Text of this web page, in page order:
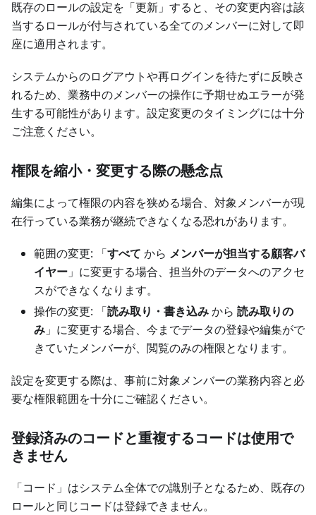
既存のロールの設定を「更新」すると、その変更内容は該
当するロールが付与されている全てのメンバーに対して即
座に適用されます。
システムからのログアウトや再ログインを待たずに反映さ
れるため、業務中のメンバーの操作に予期せぬエラーが発
生する可能性があります。設定変更のタイミングには十分
ご注意ください。
権限を縮小・変更する際の懸念点
編集によって権限の内容を狭める場合、対象メンバーが現
在行っている業務が継続できなくなる恐れがあります。
範囲の変更: 「すべて から メンバーが担当する顧客バ
イヤー 」に変更する場合、担当外のデータへのアクセ
スができなくなります。
操作の変更: 「読み取り・書き込みから 読み取りの
み 」に変更する場合、今までデータの登録や編集がで
きていたメンバーが、閲覧のみの権限となります。
設定を変更する際は、事前に対象メンバーの業務内容と必
要な権限範囲を十分にご確認ください。
登録済みのコードと重複するコードは使用で
きません
「コード」はシステム全体での識別子となるため、既存の
ロールと同じコードは登録できません。